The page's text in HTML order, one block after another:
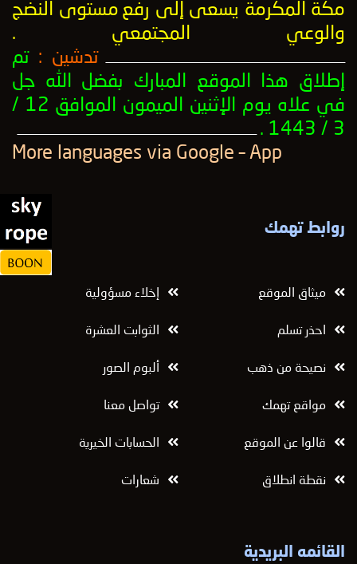
مكة المكرمة يسعى إلى رفع مستوى النضج
والوعي المجتمعي .
ــــــــــــــــــــــــــــــــــــــــــــــــــــــــــــــــــــــــــــــــــــــــــــــــــــ تدشين : تم
إطلاق هذا الموقع المبارك بفضل الله جل
في علاه يوم الإثنين الميمون الموافق 12 /
3 / 1443 .
ــــــــــــــــــــــــــــــــــــــــــــــــــــــــــــــــــــــــــــــــــــــــــــــــــــ
روابط تهمك
ميثاق الموقع إخلاء مسؤولية
احذر تسلم الثوابت العشرة
نصيحة من ذهب ألبوم الصور
مواقع تهمك تواصل معنا
قالوا عن الموقع الحسابات الخيرية
نقطة انطلاق شعارات
القائمه البريدية